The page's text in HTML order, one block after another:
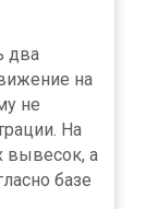
два
на
не
На
вывесок, а
базе